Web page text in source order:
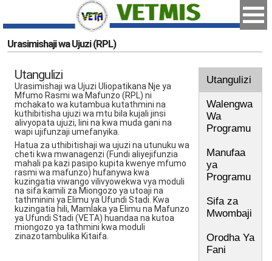
Urasimishaji wa Ujuzi (RPL)
Utangulizi
Urasimishaji wa Ujuzi Uliopatikana Nje ya
Mfumo Rasmi wa Mafunzo (RPL) ni
mchakato wa kutambua kutathmini na
kuthibitisha ujuzi wa mtu bila kujali jinsi
alivyopata ujuzi, lini na kwa muda gani na
wapi ujifunzaji umefanyika.
Hatua za uthibitishaji wa ujuzi na utunuku wa
cheti kwa mwanagenzi (Fundi aliyejifunzia
mahali pa kazi pasipo kupita kwenye mfumo
rasmi wa mafunzo) hufanywa kwa
kuzingatia viwango vilivyowekwa vya moduli
na sifa kamili za Miongozo ya utoaji na
tathminini ya Elimu ya Ufundi Stadi. Kwa
kuzingatia hili, Mamlaka ya Elimu na Mafunzo
ya Ufundi Stadi (VETA) huandaa na kutoa
miongozo ya tathmini kwa moduli
zinazotambulika Kitaifa.
Utangulizi
Walengwa
Wa
Programu
Manufaa
ya
Programu
Sifa za
Mwombaji
Orodha Ya
Fani